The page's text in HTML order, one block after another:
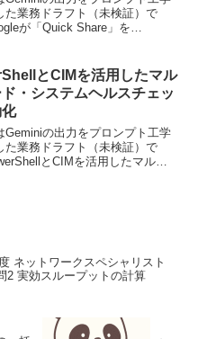
た業務ドラフト（未検証）で
が「Quick Share」を
iOS、...とCIMを活用したマル
・システムヘルスチェッ
Geminiの出力をプロンプト工学
た業務ドラフト（未検証）で
とCIMを活用したマルチ
ネットワークスペシャリスト
2 実効スループットの計算